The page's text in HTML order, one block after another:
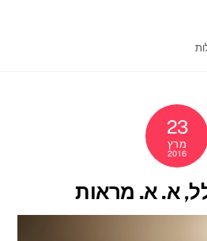
23
מרץ
2016
א. א. מראות